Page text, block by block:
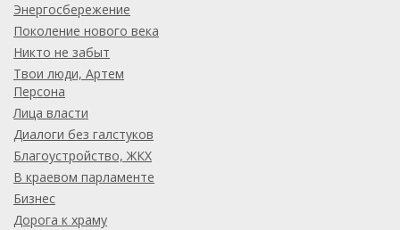
Энергосбережение
Поколение нового века
Никто не забыт
Твои люди, Артем
Персона
Лица власти
Диалоги без галстуков
Благоустройство, ЖКХ
В краевом парламенте
Бизнес
Дорога к храму